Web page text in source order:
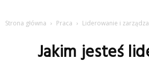
Strona główna Praca Liderowanie i
Jakim jesteś